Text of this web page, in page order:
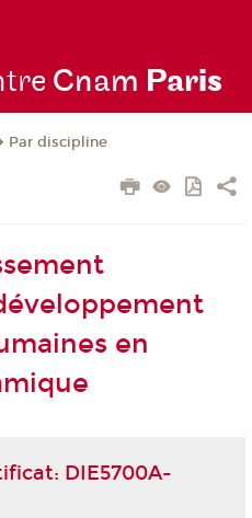
Cnam Paris
Par discipline
en
DIE5700A-